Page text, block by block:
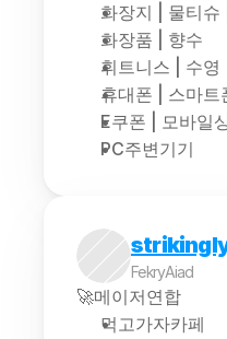
화장지 | 물티슈
화장품 | 향수
휘트니스 | 수영
휴대폰 | 스마트
E쿠폰 | 모바일
PC주변기기
FekryAiad
🚀메이저연합
먹고가자카페